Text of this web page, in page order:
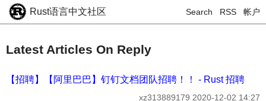
Rust语言中文社区 Search RSS 帐户
Latest Articles On Reply
【招聘】【阿里巴巴】钉钉文档团队招聘！！ - Rust 招聘
xz313889179 2020-12-02 14:27